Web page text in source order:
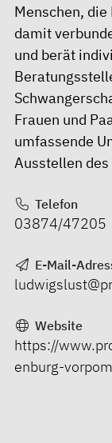
Menschen, die
damit
und berät
Frauen und
umfassende
Ausstellen
Telefon
03874/47205
E-Mail-
Website
https://
enburg-